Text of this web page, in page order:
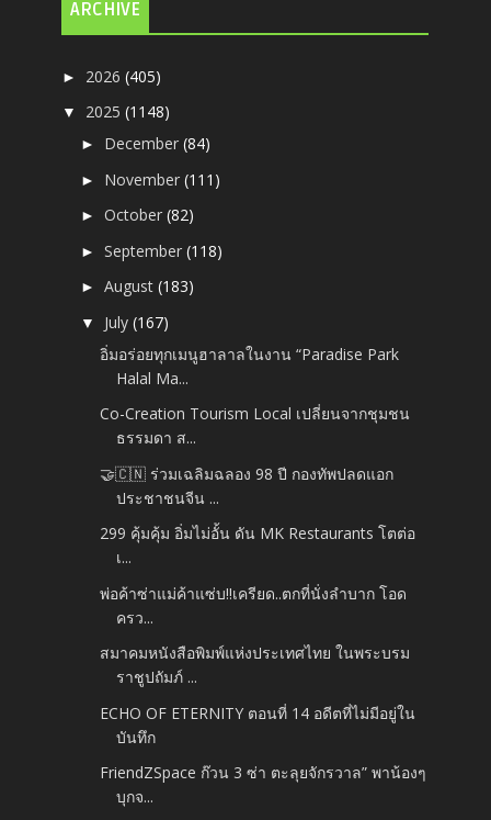
ARCHIVE
► 2026(405)
▼ 2025(1148)
► December(84)
► November(111)
►October(82)
►September(118)
►August(183)
▼ July(167)
อิ่มอร่อยทุกเมนูฮาลาลในงาน “Paradise Park
Halal Ma...
Co-Creation Tourism Local เปลี่ยนจากชุมชน
ธรรมดา ส...
🤝🇨🇳 ร่วมเฉลิมฉลอง 98 ปี กองทัพปลดแอก
ประชาชนจีน ...
299 คุ้มคุ้ม อิ่มไม่อั้น ดัน MK Restaurants โตต่อ
เ...
พ่อค้าซ่าแม่ค้าแซ่บ!!เครียด..ตกที่นั่งลำบาก โอด
ครว...
สมาคมหนังสือพิมพ์แห่งประเทศไทย ในพระบรม
ราชูปถัมภ์ ...
ECHO OF ETERNITY ตอนที่ 14 อดีตที่ไม่มีอยู่ใน
บันทึก
FriendZSpace ก๊วน 3 ซ่า ตะลุยจักรวาล” พาน้องๆ
บุกจ...